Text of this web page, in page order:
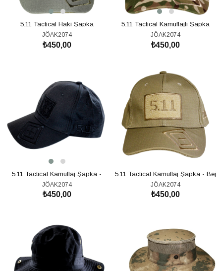
5.11 Tactical Haki Şapka
JÖAK2074
₺450,00
5.11 Tactical Kamuflajlı Şapka
JÖAK2074
₺450,00
5.11 Tactical Kamuflaj Şapka -
Siyah
JÖAK2074
₺450,00
5.11 Tactical Kamuflaj Şapka - Bej
JÖAK2074
₺450,00